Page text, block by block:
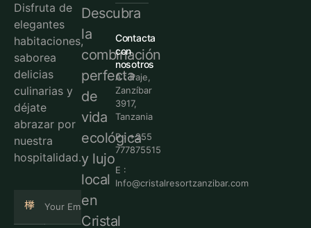
Disfruta de
elegantes
habitaciones,
saborea
delicias
culinarias y
déjate
abrazar por
nuestra
hospitalidad.
Descubra
la
combinación
perfecta
de
vida
ecológica
y lujo
local
en
Cristal
Contacta
con
nosotros
A : Paje,
Zanzíbar
3917,
Tanzania
P : +255
777875515
E :
Info@cristalresortzanzibar.com